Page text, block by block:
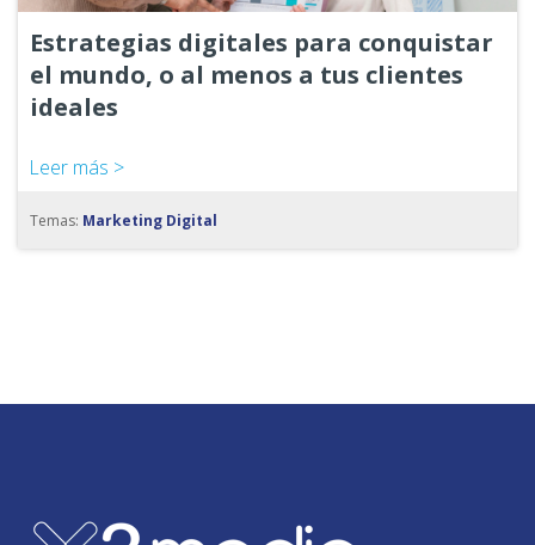
Estrategias digitales para conquistar
el mundo, o al menos a tus clientes
ideales
Leer más >
Temas: Marketing Digital